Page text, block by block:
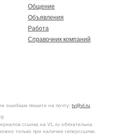
Общение
Объявления
Работа
Справочник компаний
ошибкам пишите на почту: tv@vl.ru
ссылка на VL.ru обязательна.
только при наличии гиперссылки.